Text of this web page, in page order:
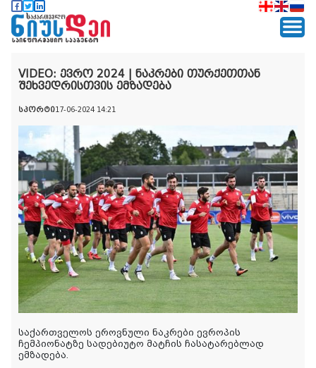
VIDEO: ევრო 2024 | ნაკრები თურქეთთან
შეხვედრისთვის ემზადება
სპორტი17-06-2024 14:21
საქართველოს ეროვნული ნაკრები ევროპის
ჩემპიონატზე სადებიუტო მატჩის ჩასატარებლად
ემზადება.